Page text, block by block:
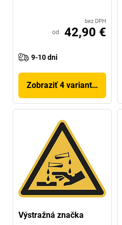
bez DPH
od 42,90 €
9-10 dni
Zobraziť 4 variantov
Výstražná značka